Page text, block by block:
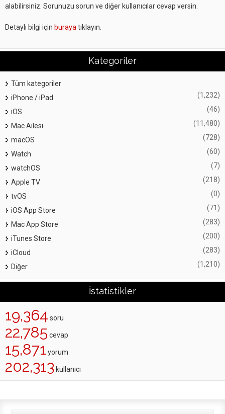
alabilirsiniz. Sorunuzu sorun ve diğer kullanıcılar cevap versin.
Detaylı bilgi için buraya tıklayın.
Kategoriler
Tüm kategoriler
iPhone / iPad
(1,232)
iOS (46)
Mac Ailesi (11,480)
macOS (728)
Watch (60)
watchOS (7)
Apple TV (218)
tvOS (0)
iOS App Store (71)
Mac App Store (283)
iTunes Store (200)
iCloud (283)
Diğer (1,210)
İstatistikler
19,364 soru
22,785 cevap
15,871 yorum
202,313 kullanıcı